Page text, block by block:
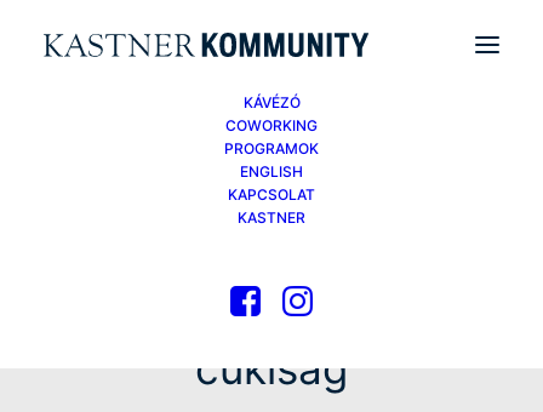
KÁVÉZÓ
COWORKING
PROGRAMOK
ENGLISH
KAPCSOLAT
KASTNER
cukiság